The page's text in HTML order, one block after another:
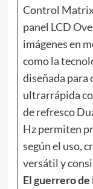
Control Matrix
panel LCD
imágenes en
como la
diseñada para
ultrarrápida
de refresco
Hz permiten
según el uso,
versátil y
El guerrero